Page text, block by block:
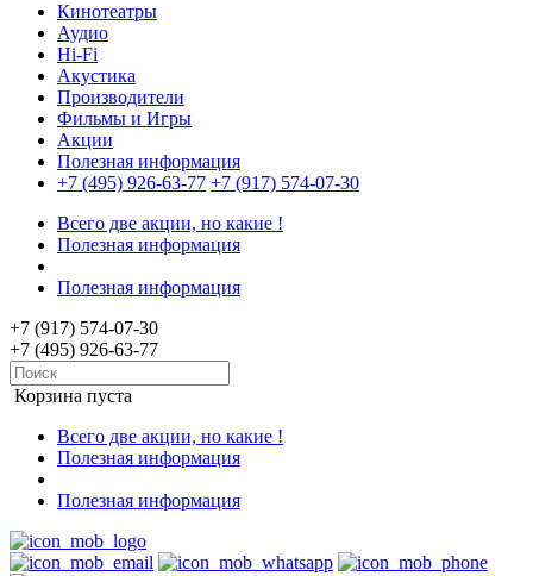
Кинотеатры
Аудио
Hi-Fi
Акустика
Производители
Фильмы и Игры
Акции
Полезная информация
+7 (495) 926-63-77 +7 (917) 574-07-30
Всего две акции, но какие !
Полезная информация
Полезная информация
+7 (917) 574-07-30
+7 (495) 926-63-77
Корзина пуста
Всего две акции, но какие !
Полезная информация
Полезная информация